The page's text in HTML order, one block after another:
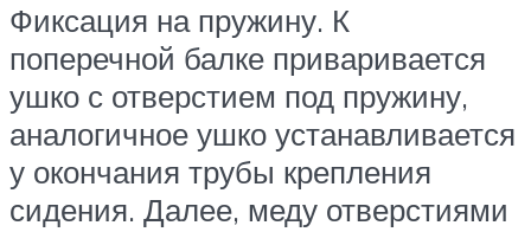
Фиксация на пружину. К
поперечной балке приваривается
ушко с отверстием под пружину,
аналогичное ушко устанавливается
у окончания трубы крепления
сидения. Далее, меду отверстиями